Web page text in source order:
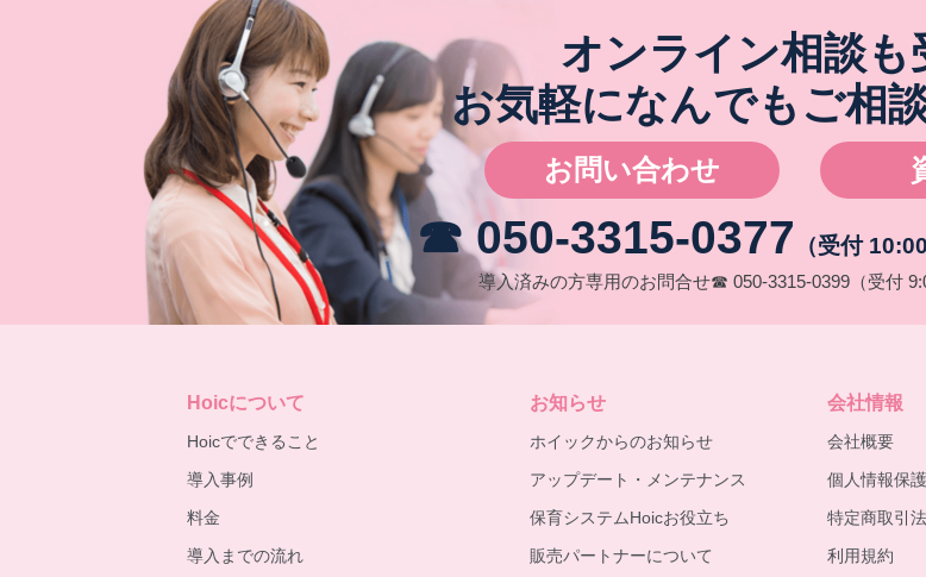
オンライン相談も
お気軽になんでもご相
お問い合わせ
☎ 050-3315-0377 （受付
導入済みの方専用のお問合せ☎ 050-3315-0399 （受付
Hoicについて
Hoicでできること
導入事例
料金
導入までの流れ
お知らせ
ホイックからのお知らせ
アップデート・メンテナンス
保育システムHoicお役立ち
販売パートナーについて
会社情報
会社概要
個人情報保
特定商取引
利用規約